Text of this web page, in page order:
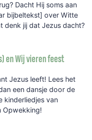
Dacht Hij soms aan
bijbeltekst] over Witte
denk jij dat Jezus dacht?
en Wij vieren feest
Jezus leeft! Lees het
een dansje door de
kinderliedjes van
Opwekking!